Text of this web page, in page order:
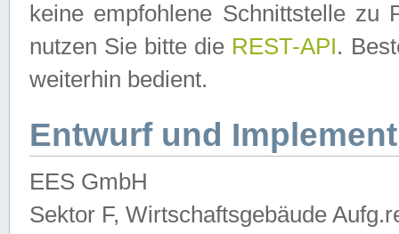
keine empfohlene Schnittstelle zu
nutzen Sie bitte die REST-API.
weiterhin bedient.
Entwurf und
EES GmbH
Sektor F, Wirtschaftsgebäude